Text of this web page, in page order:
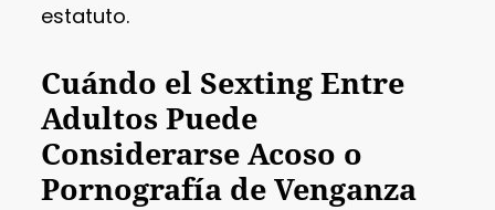
estatuto.
Cuándo el Sexting Entre
Adultos Puede
Considerarse Acoso o
Pornografía de Venganza